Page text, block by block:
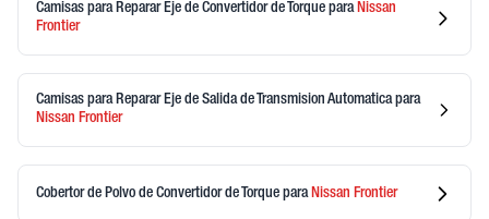
Camisas para Reparar Eje de Convertidor de Torque paraNissan
Frontier
Camisas para Reparar Eje de Salida de Transmision Automatica para
Nissan Frontier
Cobertor de Polvo de Convertidor de Torque para Nissan Frontier